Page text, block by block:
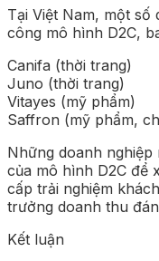
Tại Việt Nam, một số
công mô hình D2C,
Canifa (thời trang)
Juno (thời trang)
Vitayes (mỹ phẩm)
Saffron (mỹ phẩm,
Những doanh
của mô hình D2C để
cấp trải nghiệm
trưởng doanh thu
Kết luận